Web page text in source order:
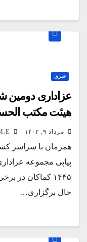
خبری
عزاداری دومین
هیئت مکتب
مرداد ۹, ۱۴۰۲
همزمان با سراسر
پیاپی مجموعه
۱۴۴۵ کماکان در
حال برگزاری…